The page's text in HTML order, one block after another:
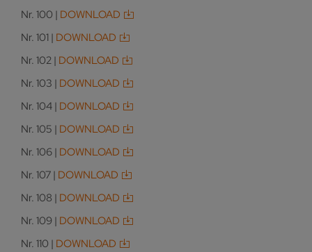
Nr. 100 | DOWNLOAD
Nr. 101 | DOWNLOAD
Nr. 102 | DOWNLOAD
Nr. 103 | DOWNLOAD
Nr. 104 | DOWNLOAD
Nr. 105 | DOWNLOAD
Nr. 106 | DOWNLOAD
Nr. 107 | DOWNLOAD
Nr. 108 | DOWNLOAD
Nr. 109 | DOWNLOAD
Nr. 110 | DOWNLOAD